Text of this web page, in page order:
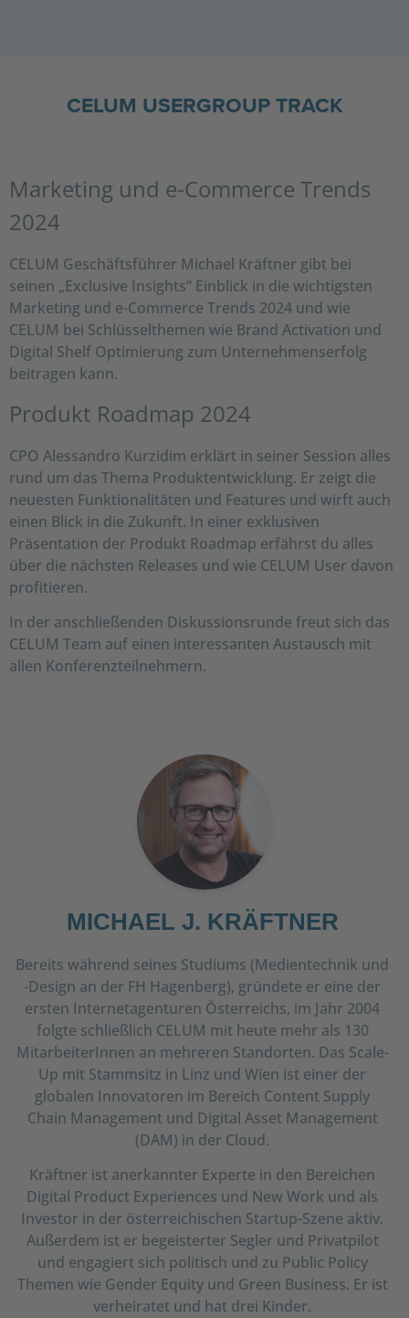
CELUM USERGROUP TRACK
Marketing und e-Commerce Trends
2024
CELUM Geschäftsführer Michael Kräftner gibt bei
seinen „Exclusive Insights“ Einblick in die wichtigsten
Marketing und e-Commerce Trends 2024 und wie
CELUM bei Schlüsselthemen wie Brand Activation und
Digital Shelf Optimierung zum Unternehmenserfolg
beitragen kann.
Produkt Roadmap 2024
CPO Alessandro Kurzidim erklärt in seiner Session alles
rund um das Thema Produktentwicklung. Er zeigt die
neuesten Funktionalitäten und Features und wirft auch
einen Blick in die Zukunft. In einer exklusiven
Präsentation der Produkt Roadmap erfährst du alles
über die nächsten Releases und wie CELUM User davon
profitieren.
In der anschließenden Diskussionsrunde freut sich das
CELUM Team auf einen interessanten Austausch mit
allen Konferenzteilnehmern.
MICHAEL J. KRÄFTNER
Bereits während seines Studiums (Medientechnik und
-Design an der FH Hagenberg), gründete er eine der
ersten Internetagenturen Österreichs, im Jahr 2004
folgte schließlich CELUM mit heute mehr als 130
MitarbeiterInnen an mehreren Standorten. Das Scale-
Up mit Stammsitz in Linz und Wien ist einer der
globalen Innovatoren im Bereich Content Supply
Chain Management und Digital Asset Management
(DAM) in der Cloud.
Kräftner ist anerkannter Experte in den Bereichen
Digital Product Experiences und New Work und als
Investor in der österreichischen Startup-Szene aktiv.
Außerdem ist er begeisterter Segler und Privatpilot
und engagiert sich politisch und zu Public Policy
Themen wie Gender Equity und Green Business. Er ist
verheiratet und hat drei Kinder.